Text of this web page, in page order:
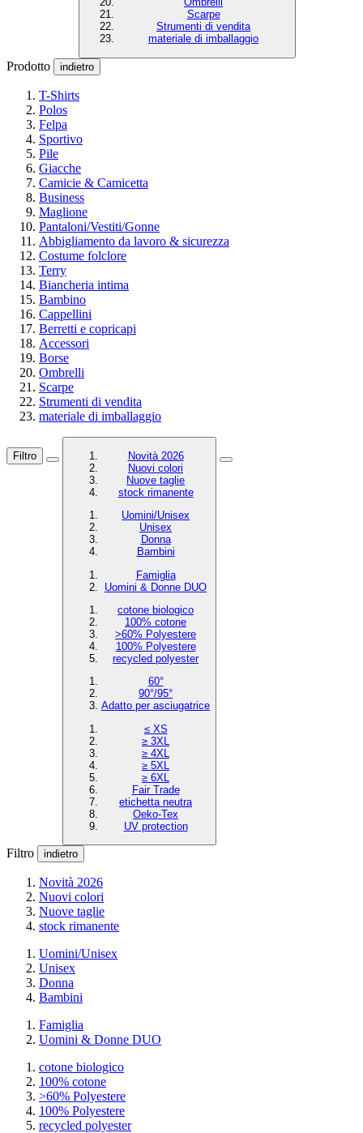
Scarpe
Strumenti di vendita
materiale di imballaggio
Prodotto indietro
T-Shirts
Polos
Felpa
Sportivo
Pile
Giacche
Camicie & Camicetta
Business
Maglione
Pantaloni/Vestiti/Gonne
Abbigliamento da lavoro & sicurezza
Costume folclore
Terry
Biancheria intima
Bambino
Cappellini
Berretti e copricapi
Accessori
Borse
Ombrelli
Scarpe
Strumenti di vendita
materiale di imballaggio
Filtro
Novità 2026
Nuovi colori
Nuove taglie
stock rimanente
Uomini/Unisex
Unisex
Donna
Bambini
Famiglia
Uomini & Donne DUO
cotone biologico
100% cotone
>60% Polyestere
100% Polyestere
recycled polyester
60°
90°/95°
Adatto per asciugatrice
≤ XS
≥ 3XL
≥ 4XL
≥ 5XL
≥ 6XL
Fair Trade
etichetta neutra
Oeko-Tex
UV protection
Filtro indietro
Novità 2026
Nuovi colori
Nuove taglie
stock rimanente
Uomini/Unisex
Unisex
Donna
Bambini
Famiglia
Uomini & Donne DUO
cotone biologico
100% cotone
>60% Polyestere
100% Polyestere
recycled polyester